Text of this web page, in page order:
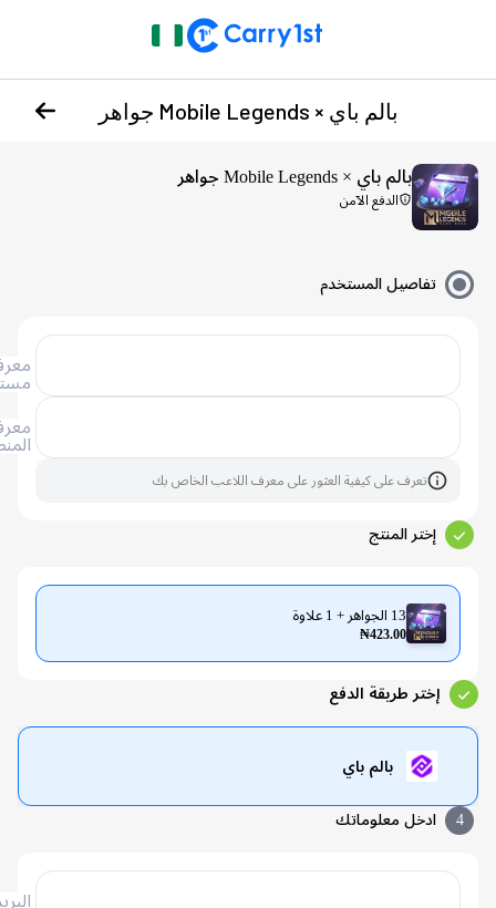
بالم باي × Mobile Legends جواهر
بالم باي × Mobile Legends جواهر
الدفع الآمن
تفاصيل المستخدم
مستخدم
المنطقة
تعرف على كيفية العثور على معرف اللاعب الخاص بك
إختر المنتج
13 الجواهر + 1 علاوة
₦423.00
إختر طريقة الدفع
بالم باي
ادخل معلوماتك